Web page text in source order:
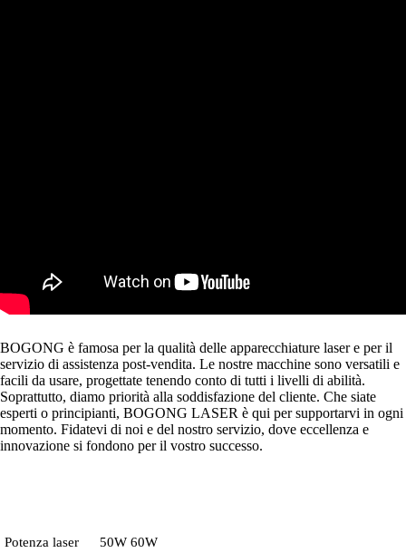
BOGONG è famosa per la qualità delle apparecchiature laser e per il
servizio di assistenza post-vendita. Le nostre macchine sono versatili e
facili da usare, progettate tenendo conto di tutti i livelli di abilità.
Soprattutto, diamo priorità alla soddisfazione del cliente. Che siate
esperti o principianti, BOGONG LASER è qui per supportarvi in ogni
momento. Fidatevi di noi e del nostro servizio, dove eccellenza e
innovazione si fondono per il vostro successo.
Potenza laser
50W 60W